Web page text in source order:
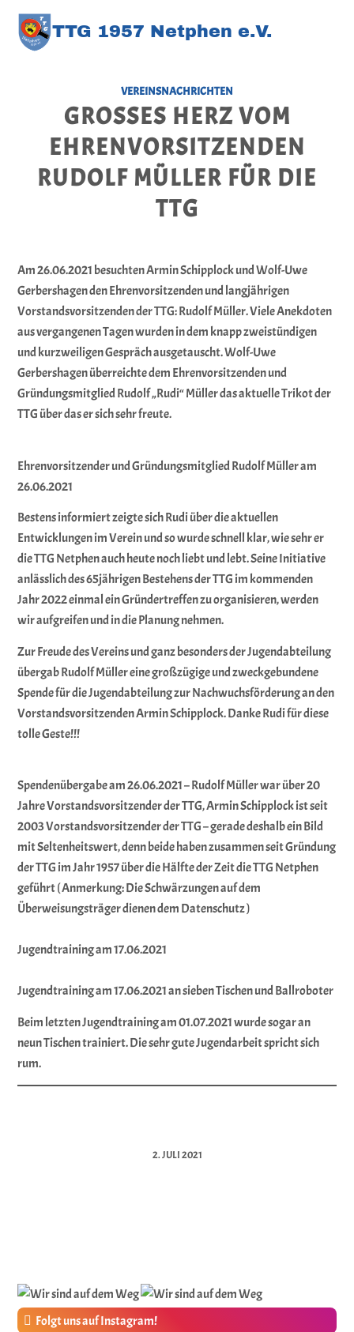
TTG 1957 Netphen e.V.
VEREINSNACHRICHTEN
GROSSES HERZ VOM E
HRENVORSITZENDEN R
UDOLF MÜLLER FÜR DIE T
TG
Am 26.06.2021 besuchten Armin Schipplock und Wolf-Uwe
Gerbershagen den Ehrenvorsitzenden und langjährigen
Vorstandsvorsitzenden der TTG: Rudolf Müller. Viele Anekdoten
aus vergangenen Tagen wurden in dem knapp zweistündigen
und kurzweiligen Gespräch ausgetauscht. Wolf-Uwe
Gerbershagen überreichte dem Ehrenvorsitzenden und
Gründungsmitglied Rudolf „Rudi“ Müller das aktuelle Trikot der
TTG über das er sich sehr freute.
Ehrenvorsitzender und Gründungsmitglied Rudolf Müller am
26.06.2021
Bestens informiert zeigte sich Rudi über die aktuellen
Entwicklungen im Verein und so wurde schnell klar, wie sehr er
die TTG Netphen auch heute noch liebt und lebt. Seine Initiative
anlässlich des 65jährigen Bestehens der TTG im kommenden
Jahr 2022 einmal ein Gründertreffen zu organisieren, werden
wir aufgreifen und in die Planung nehmen.
Zur Freude des Vereins und ganz besonders der Jugendabteilung
übergab Rudolf Müller eine großzügige und zweckgebundene
Spende für die Jugendabteilung zur Nachwuchsförderung an den
Vorstandsvorsitzenden Armin Schipplock. Danke Rudi für diese
tolle Geste!!!
Spendenübergabe am 26.06.2021 – Rudolf Müller war über 20
Jahre Vorstandsvorsitzender der TTG, Armin Schipplock ist seit
2003 Vorstandsvorsitzender der TTG – gerade deshalb ein Bild
mit Seltenheitswert, denn beide haben zusammen seit Gründung
der TTG im Jahr 1957 über die Hälfte der Zeit die TTG Netphen
geführt ( Anmerkung: Die Schwärzungen auf dem
Überweisungsträger dienen dem Datenschutz )
Jugendtraining am 17.06.2021
Jugendtraining am 17.06.2021 an sieben Tischen und Ballroboter
Beim letzten Jugendtraining am 01.07.2021 wurde sogar an
neun Tischen trainiert. Die sehr gute Jugendarbeit spricht sich
rum.
2. JULI 2021
Folgt uns auf Instagram!